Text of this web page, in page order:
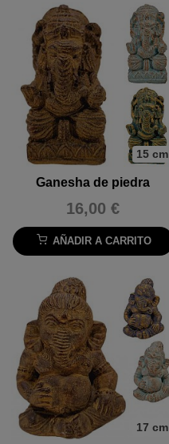
15 cm
Ganesha de piedra
16,00 €
AÑADIR A CARRITO
17 cm